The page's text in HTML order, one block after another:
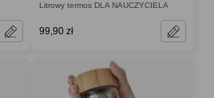
Litrowy termos DLA NAUCZYCIELA
99,90 zł